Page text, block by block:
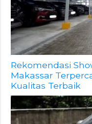
Rekomendasi
Makassar
Kualitas Terbaik